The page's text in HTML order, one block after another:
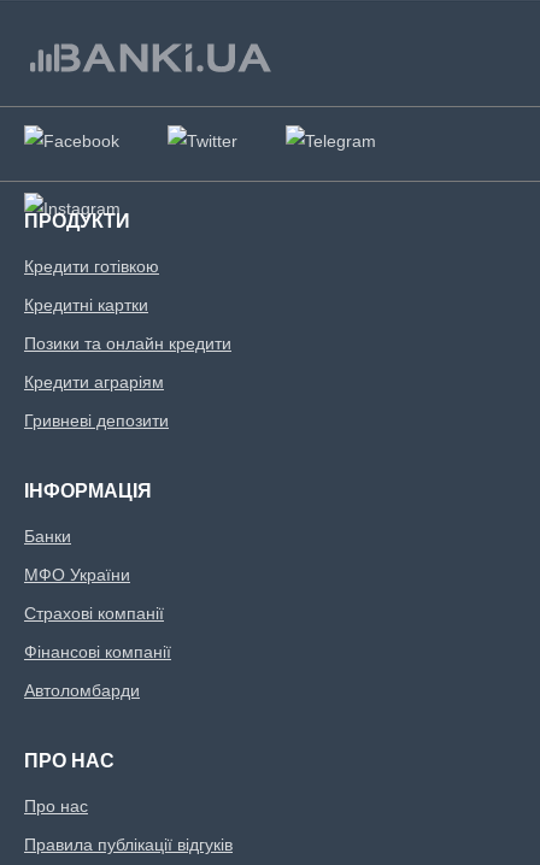
ПРОДУКТИ
Кредити готівкою
Кредитні картки
Позики та онлайн кредити
Кредити аграріям
Гривневі депозити
ІНФОРМАЦІЯ
Банки
МФО України
Страхові компанії
Фінансові компанії
Автоломбарди
ПРО НАС
Про нас
Правила публікації відгуків